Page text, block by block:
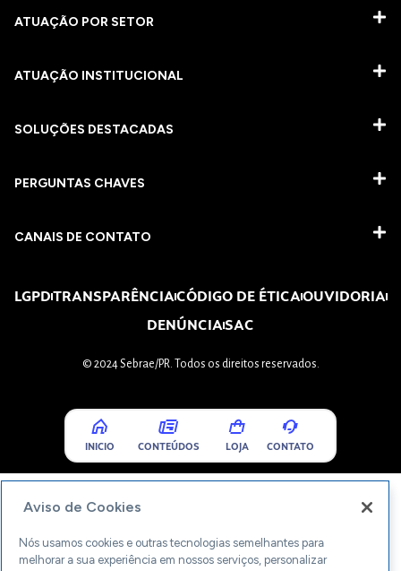
ATUAÇÃO POR SETOR
ATUAÇÃO INSTITUCIONAL
SOLUÇÕES DESTACADAS
PERGUNTAS CHAVES​
CANAIS DE CONTATO
LGPDTRANSPARÊNCIACÓDIGO DE ÉTICAOUVIDORIA
DENÚNCIASAC
© 2024 Sebrae/PR. Todos os direitos reservados.
INICIO CONTEÚDOS LOJA CONTATO
Aviso de Cookies
Nós usamos cookies e outras tecnologias semelhantes para
melhorar a sua experiência em nossos serviços, personalizar